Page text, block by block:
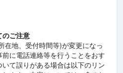
のご注意
在地、受付時間等)が変更になっ
に電話連絡等を行うことをおす
て誤りがある場合は以下のリン